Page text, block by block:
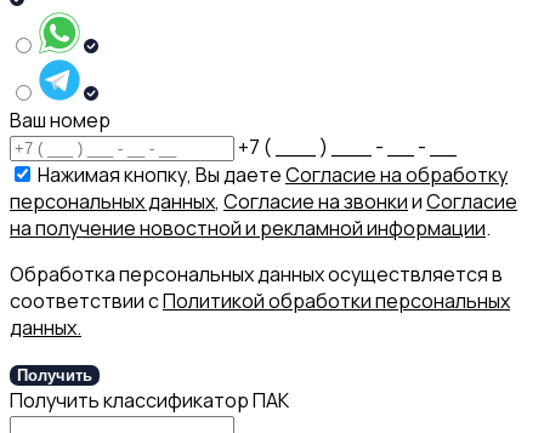
Ваш номер
+7 ( ___ ) ___ - __ - __
Нажимая кнопку, Вы даетеСогласие на обработку
персональных данных, Согласие на звонкииСогласие
на получение новостной и рекламной информации.
Обработка персональных данных осуществляется в
соответствии сПолитикой обработки персональных
данных.
Получить
Получить классификатор ПАК